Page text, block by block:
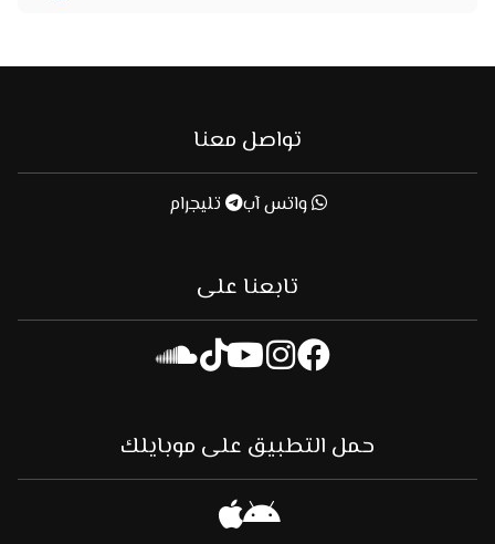
تواصل معنا
واتس آب تليجرام
تابعنا على
حمل التطبيق على موبايلك